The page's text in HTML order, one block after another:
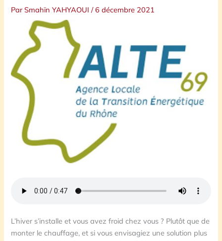
ParSmahïn YAHYAOUI/6 décembre 2021
L’hiver s’installe et vous avez froid chez vous ? Plutôt que de
monter le chauffage, et si vous envisagiez une solution plus